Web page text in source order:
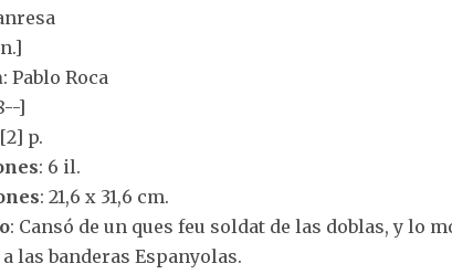
: Pablo Roca
]
p.
: 6 il.
: 21,6 x 31,6 cm.
: Cansó de un ques feu soldat de las doblas, y lo
las banderas Espanyolas.